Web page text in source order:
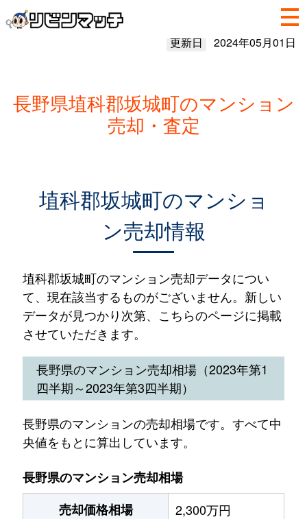
更新日 2024年05月01日
長野県埴科郡坂城町のマンション
売却・査定
埴科郡坂城町のマンショ
ン売却情報
埴科郡坂城町のマンション売却データについ
て、現在該当するものがございません。新しい
データが見つかり次第、こちらのページに掲載
させていただきます。
長野県のマンション売却相場（2023年第1
四半期～2023年第3四半期）
長野県のマンションの売却相場です。すべて中
央値をもとに算出しています。
長野県のマンション売却相場
売却価格相場
2,300万円